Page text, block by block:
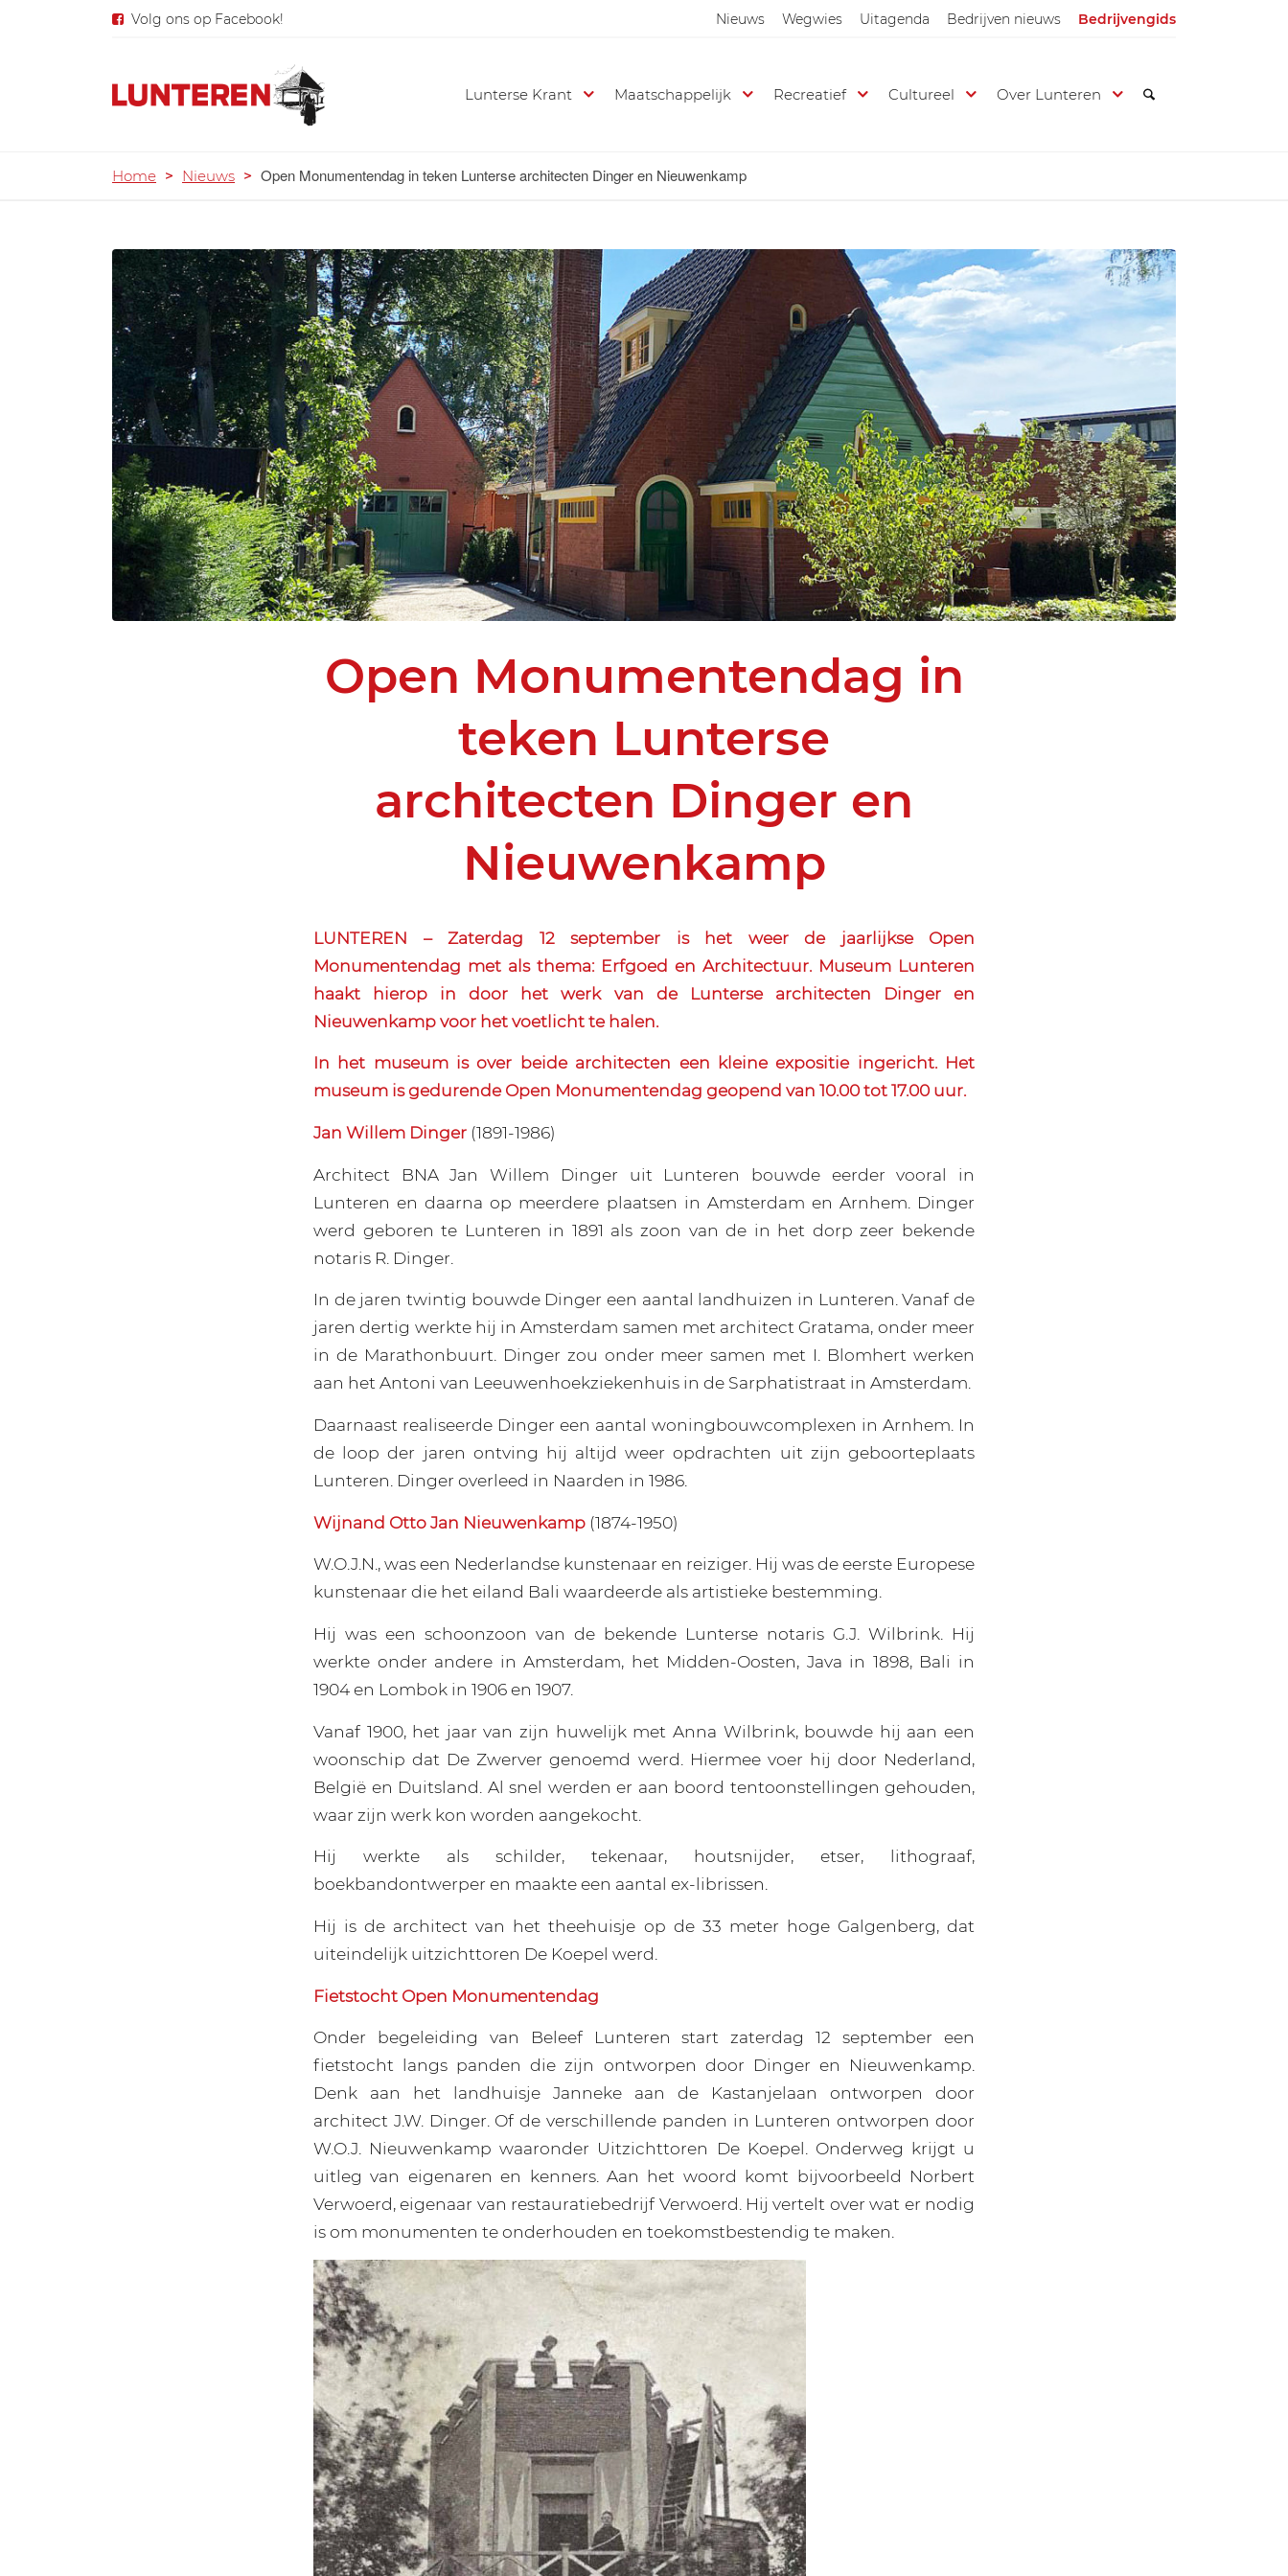
Nieuws Wegwies Uitagenda Bedrijven nieuws Bedrijvengids
Volg ons op Facebook!
Lunterse Krant Maatschappelijk Recreatief Cultureel Over Lunteren
Home > Nieuws > Open Monumentendag in teken Lunterse architecten Dinger en Nieuwenkamp
Open Monumentendag in
teken Lunterse
architecten Dinger en
Nieuwenkamp
LUNTEREN – Zaterdag 12 september is het weer de jaarlijkse Open
Monumentendag met als thema: Erfgoed en Architectuur. Museum Lunteren
haakt hierop in door het werk van de Lunterse architecten Dinger en
Nieuwenkamp voor het voetlicht te halen.
In het museum is over beide architecten een kleine expositie ingericht. Het
museum is gedurende Open Monumentendag geopend van 10.00 tot 17.00 uur.
Jan Willem Dinger (1891-1986)
Architect BNA Jan Willem Dinger uit Lunteren bouwde eerder vooral in
Lunteren en daarna op meerdere plaatsen in Amsterdam en Arnhem. Dinger
werd geboren te Lunteren in 1891 als zoon van de in het dorp zeer bekende
notaris R. Dinger.
In de jaren twintig bouwde Dinger een aantal landhuizen in Lunteren. Vanaf de
jaren dertig werkte hij in Amsterdam samen met architect Gratama, onder meer
in de Marathonbuurt. Dinger zou onder meer samen met I. Blomhert werken
aan het Antoni van Leeuwenhoekziekenhuis in de Sarphatistraat in Amsterdam.
Daarnaast realiseerde Dinger een aantal woningbouwcomplexen in Arnhem. In
de loop der jaren ontving hij altijd weer opdrachten uit zijn geboorteplaats
Lunteren. Dinger overleed in Naarden in 1986.
Wijnand Otto Jan Nieuwenkamp (1874-1950)
W.O.J.N., was een Nederlandse kunstenaar en reiziger. Hij was de eerste Europese
kunstenaar die het eiland Bali waardeerde als artistieke bestemming.
Hij was een schoonzoon van de bekende Lunterse notaris G.J. Wilbrink. Hij
werkte onder andere in Amsterdam, het Midden-Oosten, Java in 1898, Bali in
1904 en Lombok in 1906 en 1907.
Vanaf 1900, het jaar van zijn huwelijk met Anna Wilbrink, bouwde hij aan een
woonschip dat De Zwerver genoemd werd. Hiermee voer hij door Nederland,
België en Duitsland. Al snel werden er aan boord tentoonstellingen gehouden,
waar zijn werk kon worden aangekocht.
Hij werkte als schilder, tekenaar, houtsnijder, etser, lithograaf,
boekbandontwerper en maakte een aantal ex-librissen.
Hij is de architect van het theehuisje op de 33 meter hoge Galgenberg, dat
uiteindelijk uitzichttoren De Koepel werd.
Fietstocht Open Monumentendag
Onder begeleiding van Beleef Lunteren start zaterdag 12 september een
fietstocht langs panden die zijn ontworpen door Dinger en Nieuwenkamp.
Denk aan het landhuisje Janneke aan de Kastanjelaan ontworpen door
architect J.W. Dinger. Of de verschillende panden in Lunteren ontworpen door
W.O.J. Nieuwenkamp waaronder Uitzichttoren De Koepel. Onderweg krijgt u
uitleg van eigenaren en kenners. Aan het woord komt bijvoorbeeld Norbert
Verwoerd, eigenaar van restauratiebedrijf Verwoerd. Hij vertelt over wat er nodig
is om monumenten te onderhouden en toekomstbestendig te maken.